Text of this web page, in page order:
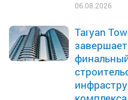
06.08.2026
Taryan
завершает